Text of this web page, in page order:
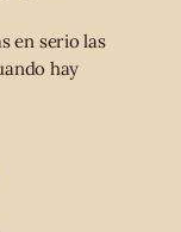
en serio las
hay